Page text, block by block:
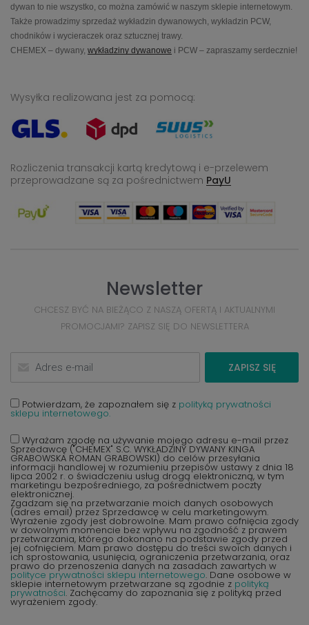
dywan to nie wszystko, co można zamówić w naszym sklepie internetowym.
Także prowadzimy sprzedaż wykładzin dywanowych, wykładzin PCW,
chodników i wycieraczek oraz sztucznej trawy.
CHEMEX – dywany, wykładziny dywanowe i PCW – zapraszamy serdecznie!
Wysyłka realizowana jest za pomocą:
Rozliczenia transakcji kartą kredytową i e-przelewem
przeprowadzane są za pośrednictwem PayU
Newsletter
CHCESZ BYĆ NA BIEŻĄCO Z NASZĄ OFERTĄ I AKTUALNYMI
PROMOCJAMI? ZAPISZ SIĘ DO NEWSLETTERA
ZAPISZ SIĘ
Potwierdzam, że zapoznałem się z polityką prywatności
sklepu internetowego.
Wyrażam zgodę na używanie mojego adresu e-mail przez
Sprzedawcę ("CHEMEX" S.C. WYKŁADZINY DYWANY KINGA
GRABOWSKA ROMAN GRABOWSKI) do celów przesyłania
informacji handlowej w rozumieniu przepisów ustawy z dnia 18
lipca 2002 r. o świadczeniu usług drogą elektroniczną, w tym
marketingu bezpośredniego, za pośrednictwem poczty
elektronicznej.
Zgadzam się na przetwarzanie moich danych osobowych
(adres email) przez Sprzedawcę w celu marketingowym.
Wyrażenie zgody jest dobrowolne. Mam prawo cofnięcia zgody
w dowolnym momencie bez wpływu na zgodność z prawem
przetwarzania, którego dokonano na podstawie zgody przed
jej cofnięciem. Mam prawo dostępu do treści swoich danych i
ich sprostowania, usunięcia, ograniczenia przetwarzania, oraz
prawo do przenoszenia danych na zasadach zawartych w
polityce prywatności sklepu internetowego. Dane osobowe w
sklepie internetowym przetwarzane są zgodnie z polityką
prywatności. Zachęcamy do zapoznania się z polityką przed
wyrażeniem zgody.